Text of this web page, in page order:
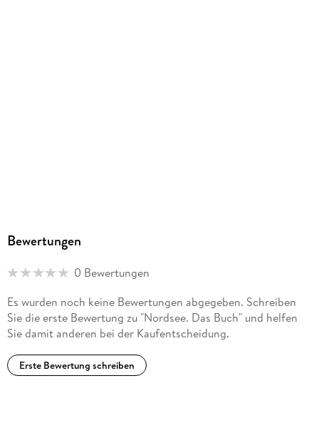
Bewertungen
0 Bewertungen
Es wurden noch keine Bewertungen abgegeben. Schreiben
Sie die erste Bewertung zu "Nordsee. Das Buch" und helfen
Sie damit anderen bei der Kaufentscheidung.
Erste Bewertung schreiben